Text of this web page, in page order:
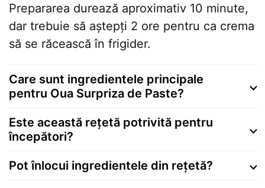
Prepararea durează aproximativ 10 minute,
dar trebuie să aștepți 2 ore pentru ca crema
să se răcească în frigider.
Care sunt ingredientele principale
pentru Oua Surpriza de Paste?
Este această rețetă potrivită pentru
începători?
Pot înlocui ingredientele din rețetă?